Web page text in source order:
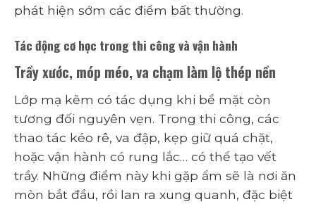
phát hiện sớm các điểm bất thường.
Tác động cơ học trong thi công và vận hành
Trầy xước, móp méo, va chạm làm lộ thép nền
Lớp mạ kẽm có tác dụng khi bề mặt còn
tương đối nguyên vẹn. Trong thi công, các
thao tác kéo rê, va đập, kẹp giữ quá chặt,
hoặc vận hành có rung lắc… có thể tạo vết
trầy. Những điểm này khi gặp ẩm sẽ là nơi ăn
mòn bắt đầu, rồi lan ra xung quanh, đặc biệt